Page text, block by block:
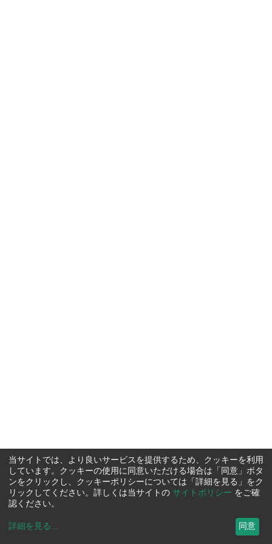
当サイトでは、より良いサービスを提供するため、クッキーを利用
しています。クッキーの使用に同意いただける場合は「同意」ボタ
ンをクリックし、クッキーポリシーについては「詳細を見る」をク
リックしてください。詳しくは当サイトの サイトポリシー をご確
認ください。
詳細を見る ... 同意